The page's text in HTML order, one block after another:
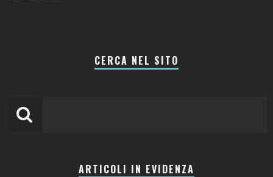
CERCA NEL SITO
ARTICOLI IN EVIDENZA